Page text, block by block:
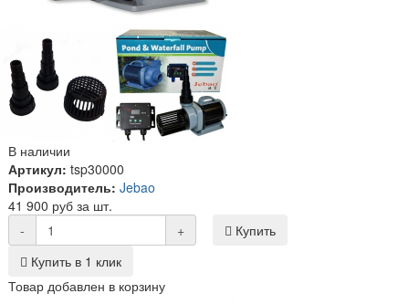
В наличии
Артикул: tsp30000
Производитель: Jebao
41 900 руб за шт.
-
+
Купить
Купить в 1 клик
Товар добавлен в корзину